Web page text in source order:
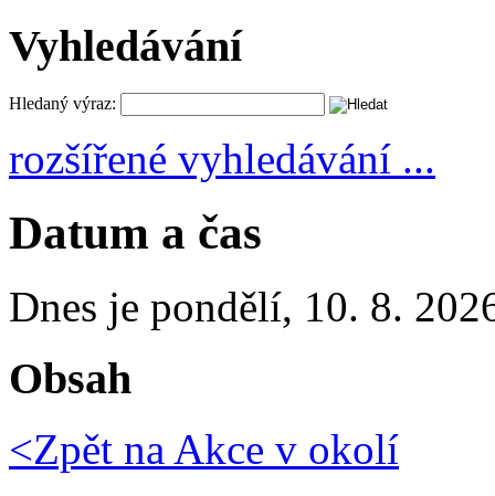
Vyhledávání
Hledaný výraz:
rozšířené vyhledávání ...
Datum a čas
Dnes je pondělí, 10. 8.
Obsah
<Zpět na Akce v okolí